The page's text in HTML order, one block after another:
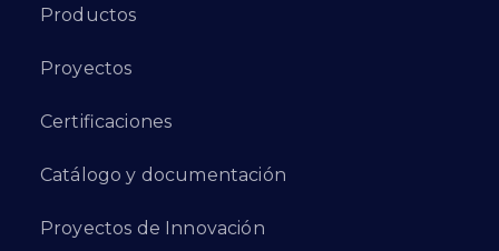
Productos
Proyectos
Certificaciones
Catálogo y documentación
Proyectos de Innovación